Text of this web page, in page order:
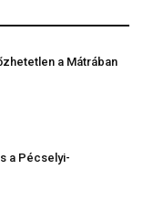
a Mátrában
a Pécselyi-